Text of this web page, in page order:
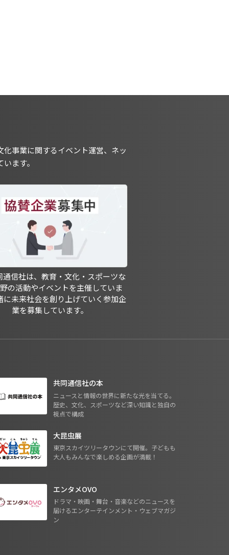
事業に関するイベント運営、ネッ
ます。
通信社は、教育・文化・スポーツな
の活動やイベントを主催していま
に未来社会を創り上げていく参加企
業を募集しています。
共同通信社の本
ニュースと情報の世界に新たな光を当てる。
歴史、文化、スポーツなど深い知識と独自の
視点で構成
大昆虫展
東京スカイツリータウンにて開催。子どもも
大人もみんなで楽しめる企画が満載！
エンタメOVO
ドラマ・映画・舞台・音楽などのニュースを
届けるエンターテインメント・ウェブマガジ
ン